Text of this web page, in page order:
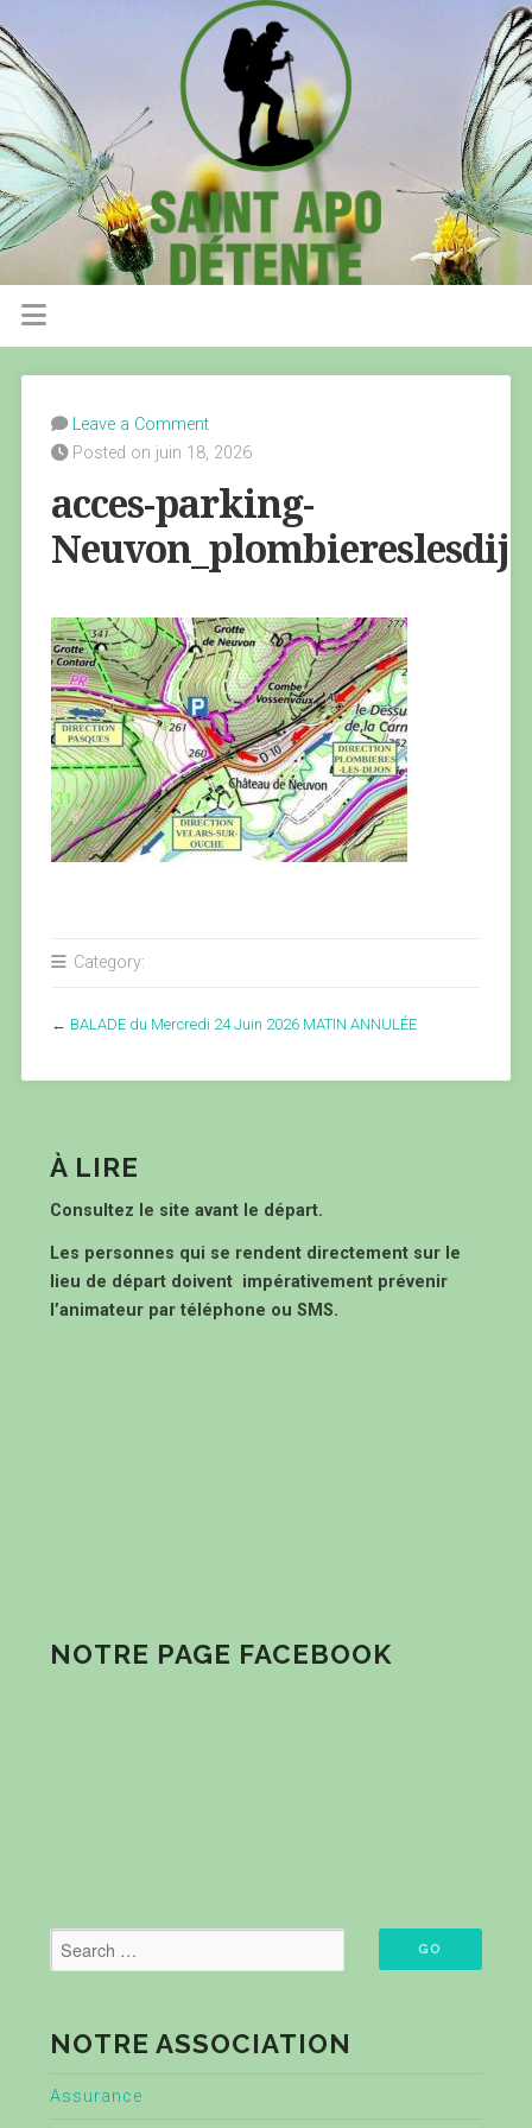
Leave a Comment
Posted on juin 18, 2026
acces-parking-
Category:
← BALADE du Mercredi 24 Juin 2026 MATIN ANNULÉE
À LIRE
Consultez le site avant le départ.
Les personnes qui se rendent directement sur le
lieu de départ doivent impérativement prévenir
l’animateur par téléphone ou SMS.
NOTRE PAGE FACEBOOK
NOTRE ASSOCIATION
Assurance